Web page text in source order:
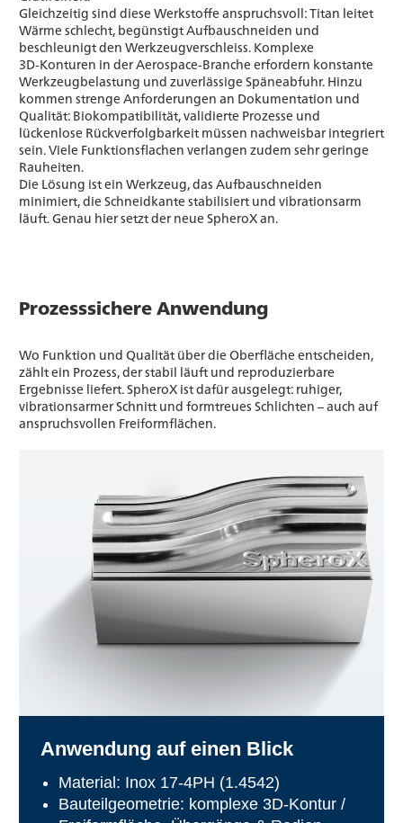
Gleichzeitig sind diese Werkstoffe anspruchsvoll: Titan leitet
Wärme schlecht, begünstigt Aufbauschneiden und
beschleunigt den Werkzeugverschleiss. Komplexe
3D‑Konturen in der Aerospace-Branche erfordern konstante
Werkzeugbelastung und zuverlässige Späneabfuhr. Hinzu
kommen strenge Anforderungen an Dokumentation und
Qualität: Biokompatibilität, validierte Prozesse und
lückenlose Rückverfolgbarkeit müssen nachweisbar integriert
sein. Viele Funktionsflachen verlangen zudem sehr geringe
Rauheiten.
Die Lösung ist ein Werkzeug, das Aufbauschneiden
minimiert, die Schneidkante stabilisiert und vibrationsarm
läuft. Genau hier setzt der neue SpheroX an.
Prozesssichere Anwendung
Wo Funktion und Qualität über die Oberfläche entscheiden,
zählt ein Prozess, der stabil läuft und reproduzierbare
Ergebnisse liefert. SpheroX ist dafür ausgelegt: ruhiger,
vibrationsarmer Schnitt und formtreues Schlichten – auch auf
anspruchsvollen Freiformflächen.
Anwendung auf einen Blick
Material: Inox 17-4PH (1.4542)
Bauteilgeometrie: komplexe 3D-Kontur /